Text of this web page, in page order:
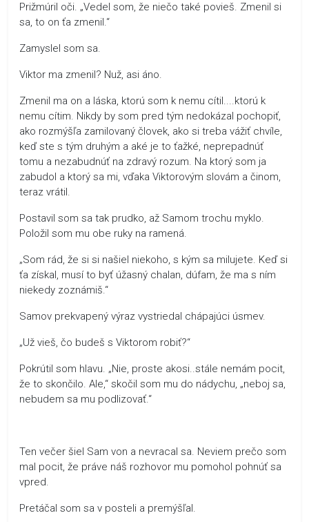
Prižmúril oči. „Vedel som, že niečo také povieš. Zmenil si
sa, to on ťa zmenil.“
Zamyslel som sa.
Viktor ma zmenil? Nuž, asi áno.
Zmenil ma on a láska, ktorú som k nemu cítil....ktorú k
nemu cítim. Nikdy by som pred tým nedokázal pochopiť,
ako rozmýšľa zamilovaný človek, ako si treba vážiť chvíle,
keď ste s tým druhým a aké je to ťažké, neprepadnúť
tomu a nezabudnúť na zdravý rozum. Na ktorý som ja
zabudol a ktorý sa mi, vďaka Viktorovým slovám a činom,
teraz vrátil.
Postavil som sa tak prudko, až Samom trochu myklo.
Položil som mu obe ruky na ramená.
„Som rád, že si si našiel niekoho, s kým sa milujete. Keď si
ťa získal, musí to byť úžasný chalan, dúfam, že ma s ním
niekedy zoznámiš.“
Samov prekvapený výraz vystriedal chápajúci úsmev.
„Už vieš, čo budeš s Viktorom robiť?“
Pokrútil som hlavu. „Nie, proste akosi..stále nemám pocit,
že to skončilo. Ale,“ skočil som mu do nádychu, „neboj sa,
nebudem sa mu podlizovať.“
Ten večer šiel Sam von a nevracal sa. Neviem prečo som
mal pocit, že práve náš rozhovor mu pomohol pohnúť sa
vpred.
Pretáčal som sa v posteli a premýšľal.